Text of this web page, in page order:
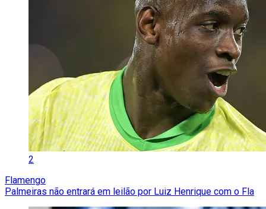
2
Flamengo
Palmeiras não entrará em leilão por Luiz Henrique com o Fla